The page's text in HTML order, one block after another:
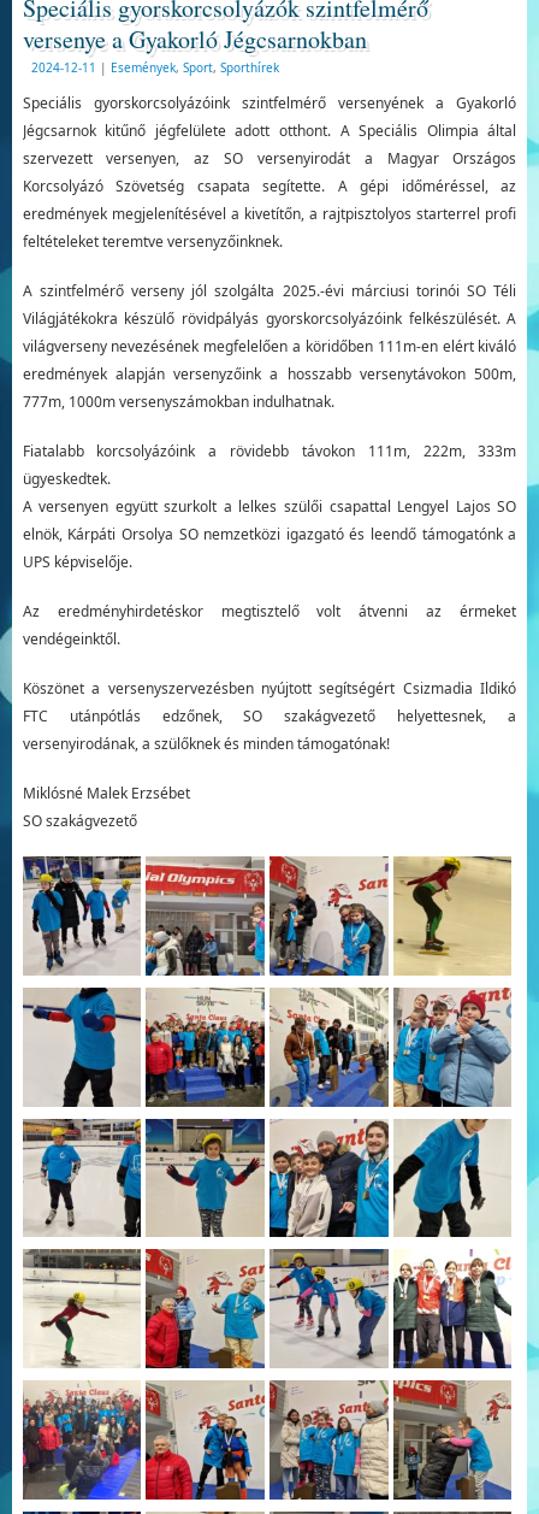
Speciális gyorskorcsolyázók szintfelmérő
versenye a Gyakorló Jégcsarnokban
2024-12-11 | Események, Sport, Sporthírek
Speciális gyorskorcsolyázóink szintfelmérő versenyének a Gyakorló
Jégcsarnok kitűnő jégfelülete adott otthont. A Speciális Olimpia által
szervezett versenyen, az SO versenyirodát a Magyar Országos
Korcsolyázó Szövetség csapata segítette. A gépi időméréssel, az
eredmények megjelenítésével a kivetítőn, a rajtpisztolyos starterrel profi
feltételeket teremtve versenyzőinknek.
A szintfelmérő verseny jól szolgálta 2025.-évi márciusi torinói SO Téli
Világjátékokra készülő rövidpályás gyorskorcsolyázóink felkészülését. A
világverseny nevezésének megfelelően a köridőben 111m-en elért kiváló
eredmények alapján versenyzőink a hosszabb versenytávokon 500m,
777m, 1000m versenyszámokban indulhatnak.
Fiatalabb korcsolyázóink a rövidebb távokon 111m, 222m, 333m
ügyeskedtek.
A versenyen együtt szurkolt a lelkes szülői csapattal Lengyel Lajos SO
elnök, Kárpáti Orsolya SO nemzetközi igazgató és leendő támogatónk a
UPS képviselője.
Az eredményhirdetéskor megtisztelő volt átvenni az érmeket
vendégeinktől.
Köszönet a versenyszervezésben nyújtott segítségért Csizmadia Ildikó
FTC utánpótlás edzőnek, SO szakágvezető helyettesnek, a
versenyirodának, a szülőknek és minden támogatónak!
Miklósné Malek Erzsébet
SO szakágvezető